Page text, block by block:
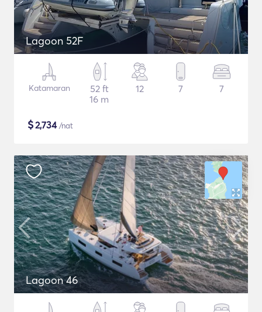
Lagoon 52F
Katamaran
52 ft
16 m
12 7 7
$2,734/nat
Lagoon 46